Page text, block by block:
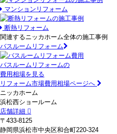
マンションリフォーム
断熱リフォーム
関連するニッカホーム全体の施工事例
バスルームリフォーム
バスルームリフォームの
費用相場を見る
リフォーム市場費用相場ページへ
ニッカホーム
浜松西ショールーム
店舗詳細
〒433-8125
静岡県浜松市中央区和合町220-324